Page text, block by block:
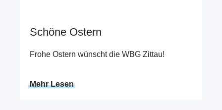
Schöne Ostern
Frohe Ostern wünscht die WBG Zittau!
Mehr Lesen